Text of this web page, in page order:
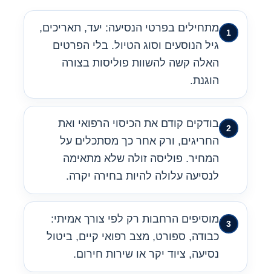
מתחילים בפרטי הנסיעה: יעד, תאריכים,
גיל הנוסעים וסוג הטיול. בלי הפרטים
האלה קשה להשוות פוליסות בצורה
הוגנת.
בודקים קודם את הכיסוי הרפואי ואת
החריגים, ורק אחר כך מסתכלים על
המחיר. פוליסה זולה שלא מתאימה
לנסיעה עלולה להיות בחירה יקרה.
מוסיפים הרחבות רק לפי צורך אמיתי:
כבודה, ספורט, מצב רפואי קיים, ביטול
נסיעה, ציוד יקר או שירות חירום.